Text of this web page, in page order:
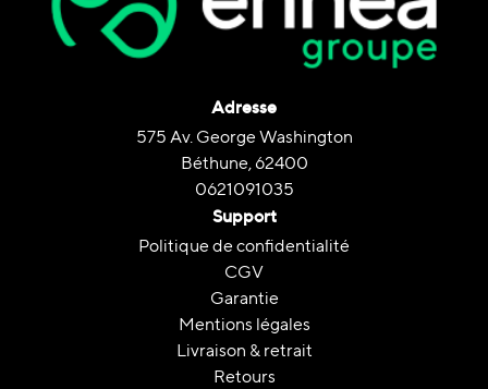
Adresse
575 Av. George Washington
Béthune, 62400
0621091035
Support
Politique de confidentialité
CGV
Garantie
Mentions légales
Livraison & retrait
Retours